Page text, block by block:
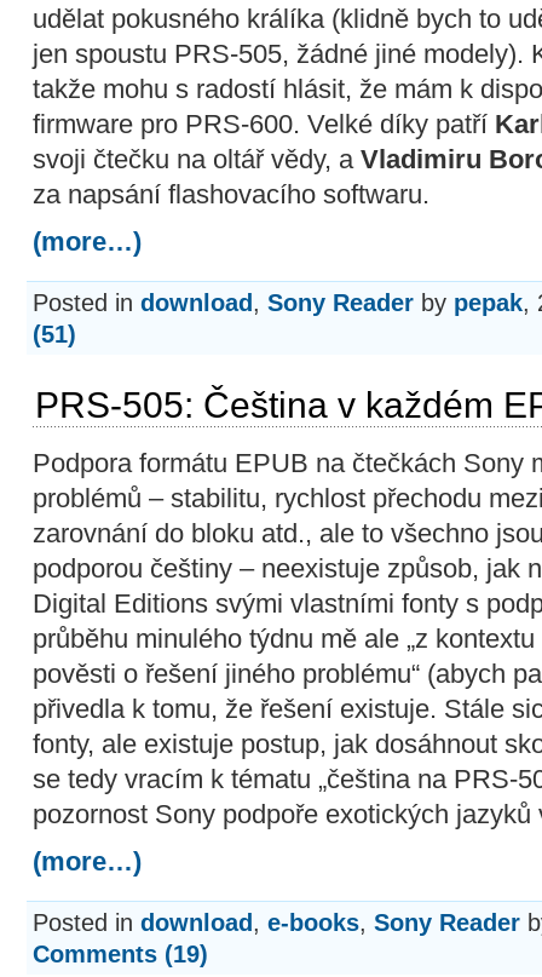
udělat pokusného králíka (klidně bych to
jen spoustu PRS-505, žádné jiné modely).
takže mohu s radostí hlásit, že mám k
firmware pro PRS-600. Velké díky patří
svoji čtečku na oltář vědy, a Vladimiru
za napsání flashovacího softwaru.
(more…)
Posted in download , Sony Reader by pepak,
(51)
PRS-505: Čeština v každém
Podpora formátu EPUB na čtečkách Sony
problémů – stabilitu, rychlost přechodu
zarovnání do bloku atd., ale to všechno
podporou češtiny – neexistuje způsob, jak
Digital Editions svými vlastními fonty s
průběhu minulého týdnu mě ale „z
pověsti o řešení jiného problému“ (abych
přivedla k tomu, že řešení existuje. Stále
fonty, ale existuje postup, jak dosáhnout
se tedy vracím k tématu „čeština na PRS-
pozornost Sony podpoře exotických jazyků
(more…)
Posted in download , e-books, Sony Reader
Comments (19)